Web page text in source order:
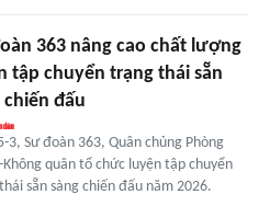
363 nâng cao chất lượng
tập chuyển trạng thái sẵn
chiến đấu
3, Sư đoàn 363, Quân chủng Phòng
Không quân tổ chức luyện tập chuyển
sẵn sàng chiến đấu năm 2026.